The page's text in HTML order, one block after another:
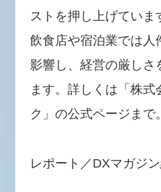
ストを押し上げていま
飲食店や宿泊業では人
影響し、経営の厳しさ
ます。詳しくは「株式
ク」の公式ページまで。
レポート／DXマガジ